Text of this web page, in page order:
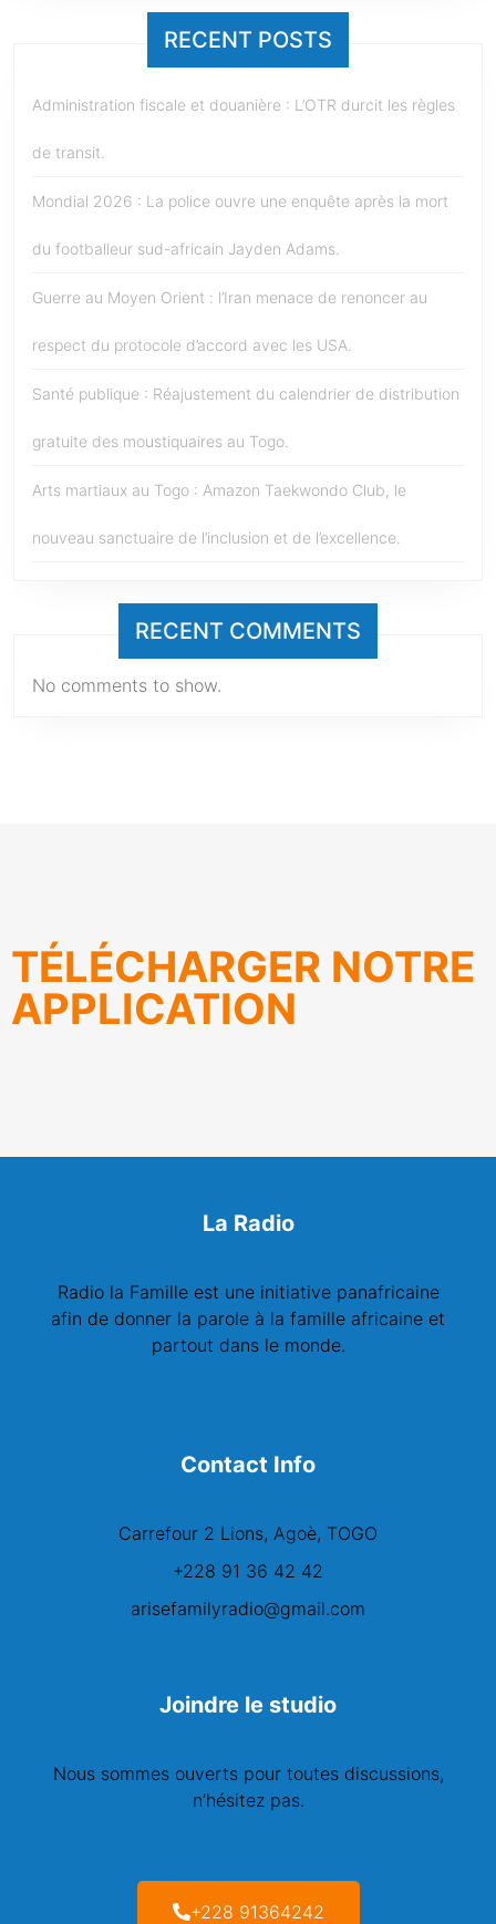
RECENT POSTS
Administration fiscale et douanière : L’OTR durcit les règles
de transit.
Mondial 2026 : La police ouvre une enquête après la mort
du footballeur sud-africain Jayden Adams.
Guerre au Moyen Orient : l’Iran menace de renoncer au
respect du protocole d’accord avec les USA.
Santé publique : Réajustement du calendrier de distribution
gratuite des moustiquaires au Togo.
Arts martiaux au Togo : Amazon Taekwondo Club, le
nouveau sanctuaire de l’inclusion et de l’excellence.
RECENT COMMENTS
No comments to show.
TÉLÉCHARGER NOTRE
APPLICATION
La Radio
Radio la Famille est une initiative panafricaine
afin de donner la parole à la famille africaine et
partout dans le monde.
Contact Info
Carrefour 2 Lions, Agoè, TOGO
+228 91 36 42 42
arisefamilyradio@gmail.com
Joindre le studio
Nous sommes ouverts pour toutes discussions,
n’hésitez pas.
+228 91364242